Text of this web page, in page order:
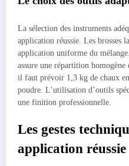
La sélection des instruments
application réussie. Les brosses
application uniforme du
assure une répartition
il faut prévoir 1,3 kg de chaux
poudre. L’utilisation d’outils
une finition professionnelle.
Les gestes
application réussie